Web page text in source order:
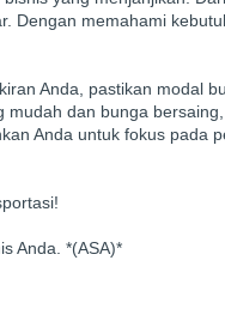
Dengan memahami
Anda, pastikan modal
dan bunga
Anda untuk fokus pada
Anda. *(ASA)*